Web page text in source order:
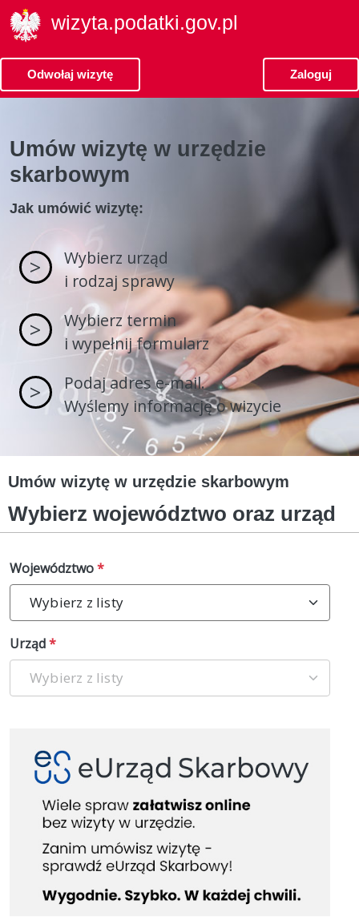
wizyta.podatki.gov.pl
Odwołaj wizytę Zaloguj
Umów wizytę w urzędzie
skarbowym
Jak umówić wizytę:
>
Wybierz urząd
i rodzaj sprawy
>
Wybierz termin
i wypełnij formularz
>
Podaj adres e-mail.
Wyślemy informację o wizycie
Umów wizytę w urzędzie skarbowym
Wybierz województwo oraz urząd
Województwo*
Wybierz z listy
Urząd*
Wybierz z listy